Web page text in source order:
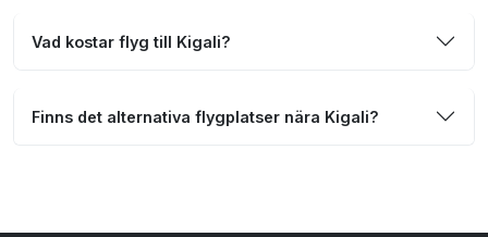
Vad kostar flyg till Kigali?
Finns det alternativa flygplatser nära Kigali?